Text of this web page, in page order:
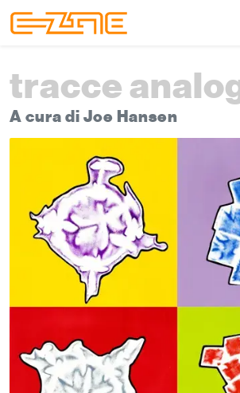
tracce
A cura di Joe Hansen